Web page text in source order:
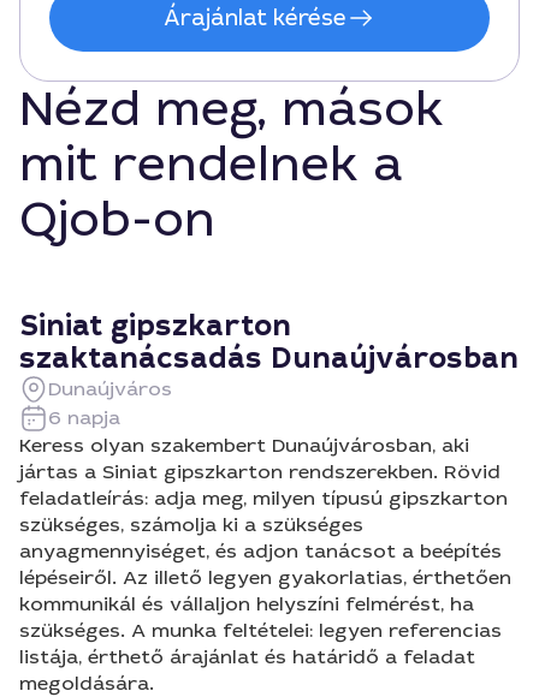
Árajánlat kérése
Nézd meg, mások
mit rendelnek a
Qjob-on
Siniat gipszkarton
szaktanácsadás Dunaújvárosban
Dunaújváros
6 napja
Keress olyan szakembert Dunaújvárosban, aki
jártas a Siniat gipszkarton rendszerekben. Rövid
feladatleírás: adja meg, milyen típusú gipszkarton
szükséges, számolja ki a szükséges
anyagmennyiséget, és adjon tanácsot a beépítés
lépéseiről. Az illető legyen gyakorlatias, érthetően
kommunikál és vállaljon helyszíni felmérést, ha
szükséges. A munka feltételei: legyen referencias
listája, érthető árajánlat és határidő a feladat
megoldására.